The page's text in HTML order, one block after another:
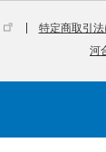
特定商取引
河